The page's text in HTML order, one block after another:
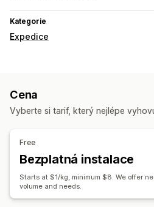
Kategorie
Expedice
E-mailová oznámení
Cena
Vyberte si tarif, který nejlépe
Free
Bezplatná instalace
Starts at $1/kg, minimum $8. We offer
volume and needs.